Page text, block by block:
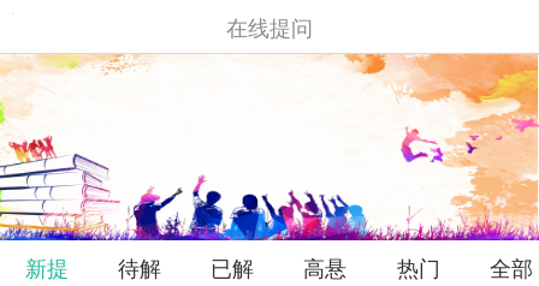
在线提问
新提
待解
已解
高悬
热门 全部